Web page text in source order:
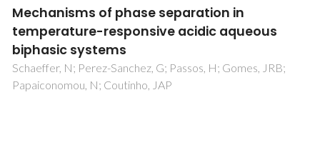
Strain detection in crystalline
heterostructures using bidimensional
blocking patterns of channelled particles
Redondo-Cubero, A; David-Bosne, E; Wahl, U; Miranda, P; da
Silva, MR; Correia, JG; Lorenz, K